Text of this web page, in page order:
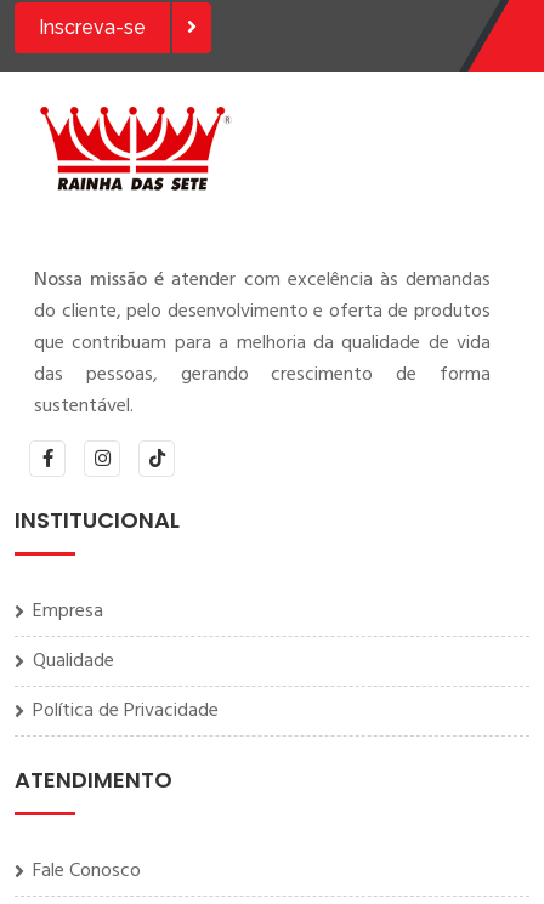
Inscreva-se
Nossa missão é atender com excelência às demandas
do cliente, pelo desenvolvimento e oferta de produtos
que contribuam para a melhoria da qualidade de vida
das pessoas, gerando crescimento de forma
sustentável.
INSTITUCIONAL
Empresa
Qualidade
Política de Privacidade
ATENDIMENTO
Fale Conosco